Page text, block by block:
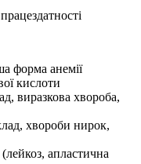
форма анемії
кислоти
виразкова хвороба,
хвороби нирок,
апластична